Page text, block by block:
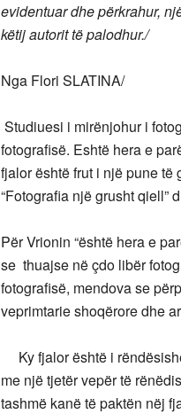
evidentuar dhe përkrahur,
këtij autorit të palodhur./
Nga Flori SLATINA/
Studiuesi i mirënjohur i
fotografisë. Eshtë hera e
fjalor është frut i një pune
“Fotografia një grusht qiell”
Për Vrionin “është hera e
se thuajse në çdo libër
fotografisë, mendova se
veprimtarie shoqërore dhe
Ky fjalor është i
me një tjetër vepër të
tashmë kanë të paktën nëj